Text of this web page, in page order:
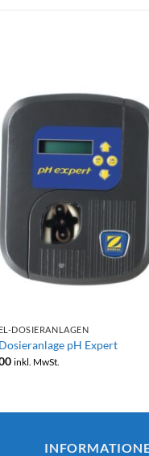
DOSIERANLAGEN
pH Expert
inkl. MwSt.